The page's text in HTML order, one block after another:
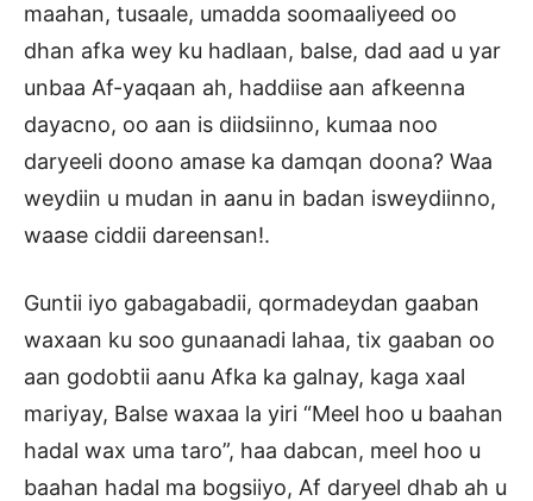
maahan, tusaale, umadda soomaaliyeed oo
dhan afka wey ku hadlaan, balse, dad aad u yar
unbaa Af-yaqaan ah, haddiise aan afkeenna
dayacno, oo aan is diidsiinno, kumaa noo
daryeeli doono amase ka damqan doona? Waa
weydiin u mudan in aanu in badan isweydiinno,
waase ciddii dareensan!.
Guntii iyo gabagabadii, qormadeydan gaaban
waxaan ku soo gunaanadi lahaa, tix gaaban oo
aan godobtii aanu Afka ka galnay, kaga xaal
mariyay, Balse waxaa la yiri “Meel hoo u baahan
hadal wax uma taro”, haa dabcan, meel hoo u
baahan hadal ma bogsiiyo, Af daryeel dhab ah u